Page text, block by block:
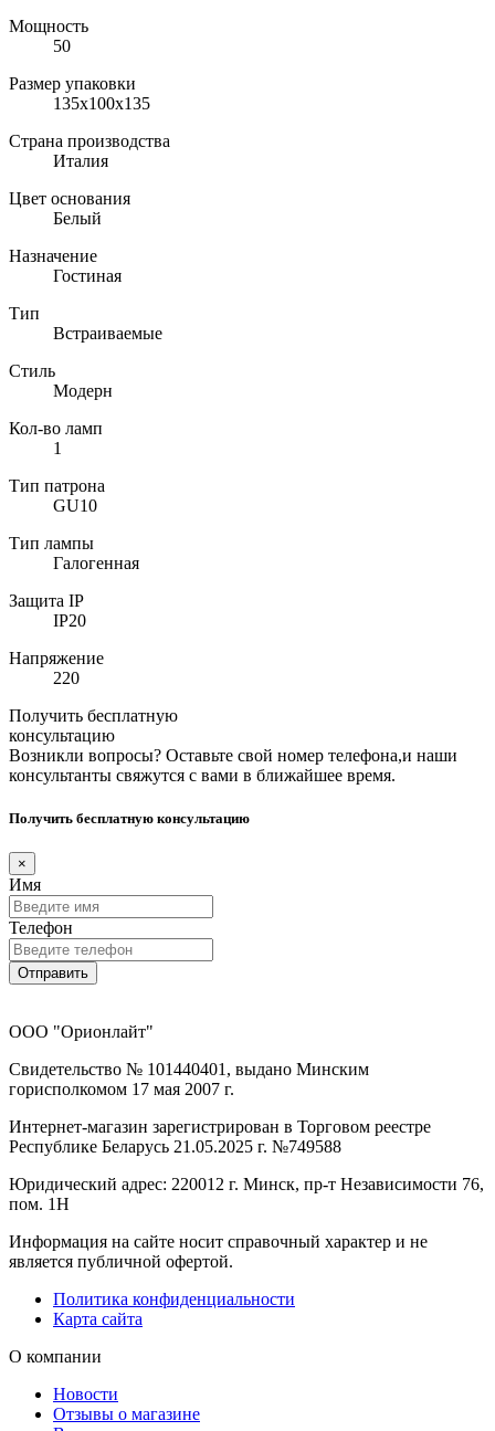
Мощность
50
Размер упаковки
135х100х135
Страна производства
Италия
Цвет основания
Белый
Назначение
Гостиная
Тип
Встраиваемые
Стиль
Модерн
Кол-во ламп
1
Тип патрона
GU10
Тип лампы
Галогенная
Защита IP
IP20
Напряжение
220
Получить бесплатную
консультацию
Возникли вопросы? Оставьте свой номер телефона,и наши
консультанты свяжутся с вами в ближайшее время.
Получить бесплатную консультацию
×
Имя
Телефон
Отправить
ООО "Орионлайт"
Свидетельство № 101440401, выдано Минским
горисполкомом 17 мая 2007 г.
Интернет-магазин зарегистрирован в Торговом реестре
Республике Беларусь 21.05.2025 г. №749588
Юридический адрес: 220012 г. Минск, пр-т Независимости 76,
пом. 1Н
Информация на сайте носит справочный характер и не
является публичной офертой.
Политика конфиденциальности
Карта сайта
О компании
Новости
Отзывы о магазине